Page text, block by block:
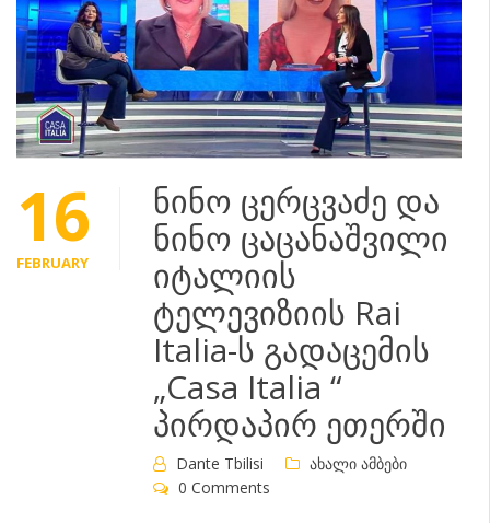
16
FEBRUARY
ნინო ცერცვაძე და
ნინო ცაცანაშვილი
იტალიის
ტელევიზიის Rai
Italia-ს გადაცემის
„Casa Italia “
პირდაპირ ეთერში
Dante Tbilisi
ახალი ამბები
0 Comments